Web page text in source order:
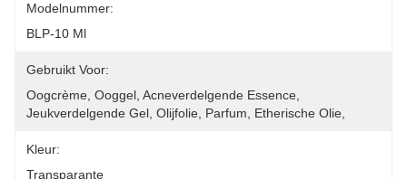
Modelnummer:
BLP-10 Ml
Gebruikt Voor:
Oogcrème, Ooggel, Acneverdelgende Essence,
Jeukverdelgende Gel, Olijfolie, Parfum, Etherische Olie,
Kleur:
Transparante